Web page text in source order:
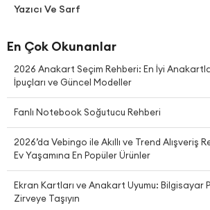
Yazıcı Ve Sarf
En Çok Okunanlar
2026 Anakart Seçim Rehberi: En İyi
İpuçları ve Güncel Modeller
Fanlı Notebook Soğutucu Rehberi
2026’da Vebingo ile Akıllı ve Trend Alışveriş
Ev Yaşamına En Popüler Ürünler
Ekran Kartları ve Anakart Uyumu: Bilgisayar
Zirveye Taşıyın